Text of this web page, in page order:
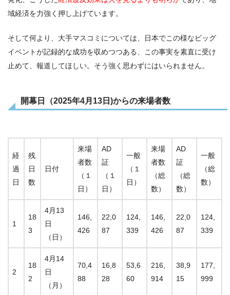
域経済を力強く押し上げています。
そして何より、大手マスコミについては、日本でこの様なビッグ
イベントが記録的な成功を収めつつある、この事実を素直に受け
止めて、報道してほしい。そう強く思わずにはいられません。
開幕日（2025年4月13日)からの来場者数
経
過
日
残
日
数
日付
来場
者数
（１
日）
AD
証
（１
日）
一般
（１
日）
来場
者数
（総
数）
AD
証
（総
数）
一般
（総
数）
1
18
3
4月13
日
（日）
146,
426
22,0
87
124,
339
146,
426
22,0
87
124,
339
2
18
2
4月14
日
（月）
70,4
88
16,8
28
53,6
60
216,
914
38,9
15
177,
999